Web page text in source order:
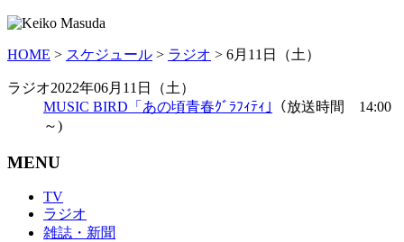
HOME > スケジュール > ラジオ > 6月11日（土）
ラジオ2022年06月11日（土）
MUSIC BIRD「あの頃青春ｸﾞﾗﾌｨﾃｨ｣
（放送時間 14:00
～)
MENU
TV
ラジオ
雑誌・新聞